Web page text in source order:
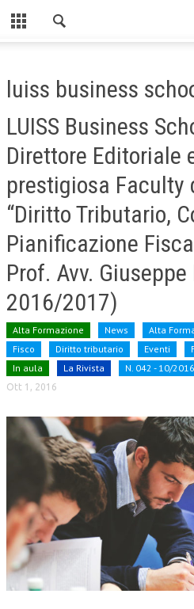
CHI SIAMO
MISSION
CONTATTI
CENTRO STUDI
DIREZIONE SCIENTIFICA
ALTA FORMAZIONE
CORSI CE.S.E.D.
DIVENTA SOCIO
BROCHURE CE.S.E.D.
LA RIVISTA
LA RIVISTA
COMITATO SCIENTIFICO
COMITATO EDITORIALE
luiss business
LUISS Business
Direttore Editoriale
prestigiosa Faculty
“Diritto Tributario,
Pianificazione
Prof. Avv.
2016/2017)
Alta Formazione News Alta
Fisco
Diritto tributario Eventi
In aula
La Rivista N. 042 - 10/2016
Ott 1, 2016